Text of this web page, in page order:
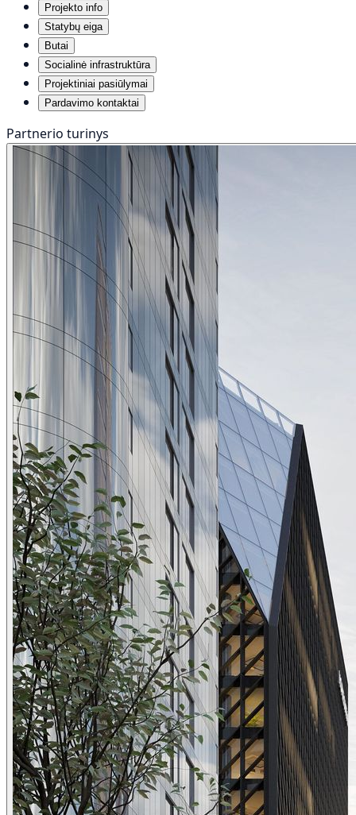
Projekto info
Statybų eiga
Butai
Socialinė infrastruktūra
Projektiniai pasiūlymai
Pardavimo kontaktai
Partnerio turinys